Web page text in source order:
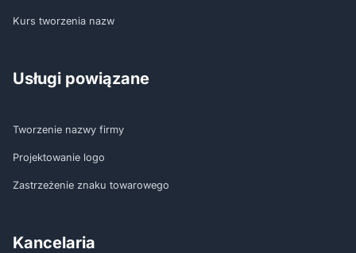
Kurs tworzenia nazw
Usługi powiązane
Tworzenie nazwy firmy
Projektowanie logo
Zastrzeżenie znaku towarowego
Kancelaria